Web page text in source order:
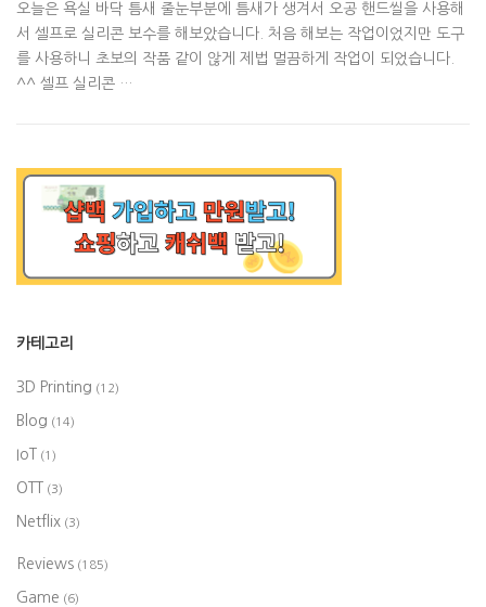
오늘은 욕실 바닥 틈새 줄눈부분에 틈새가 생겨서 오공 핸드씰을 사용해
서 셀프로 실리콘 보수를 해보았습니다. 처음 해보는 작업이었지만 도구
를 사용하니 초보의 작품 같이 않게 제법 멀끔하게 작업이 되었습니다.
^^ 셀프 실리콘 …
카테고리
3D Printing (12)
Blog (14)
IoT (1)
OTT (3)
Netflix (3)
Reviews (185)
Game (6)